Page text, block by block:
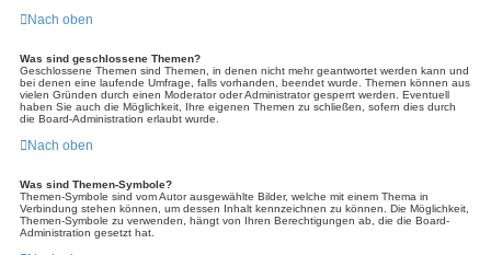
Nach oben
Was sind geschlossene Themen?
Geschlossene Themen sind Themen, in denen nicht mehr geantwortet werden kann und
bei denen eine laufende Umfrage, falls vorhanden, beendet wurde. Themen können aus
vielen Gründen durch einen Moderator oder Administrator gesperrt werden. Eventuell
haben Sie auch die Möglichkeit, Ihre eigenen Themen zu schließen, sofern dies durch
die Board-Administration erlaubt wurde.
Nach oben
Was sind Themen-Symbole?
Themen-Symbole sind vom Autor ausgewählte Bilder, welche mit einem Thema in
Verbindung stehen können, um dessen Inhalt kennzeichnen zu können. Die Möglichkeit,
Themen-Symbole zu verwenden, hängt von Ihren Berechtigungen ab, die die Board-
Administration gesetzt hat.